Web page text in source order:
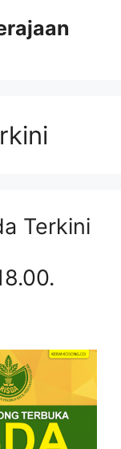
Terkini